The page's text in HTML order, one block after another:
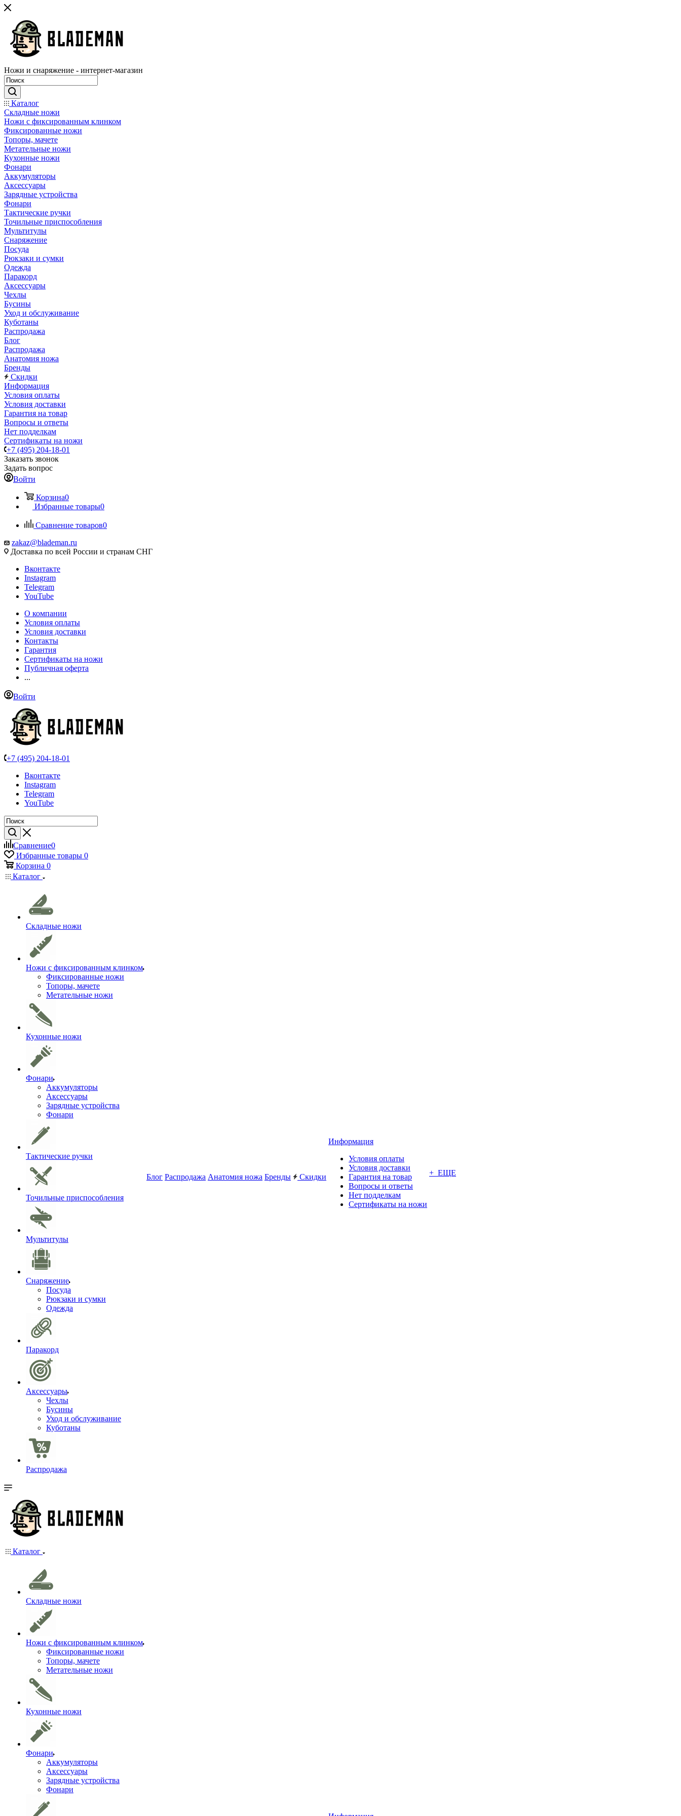
Ножи и снаряжение - интернет-магазин
Каталог
Складные ножи
Ножи с фиксированным клинком
Фиксированные ножи
Топоры, мачете
Метательные ножи
Кухонные ножи
Фонари
Аккумуляторы
Аксессуары
Зарядные устройства
Фонари
Тактические ручки
Точильные приспособления
Мультитулы
Снаряжение
Посуда
Рюкзаки и сумки
Одежда
Паракорд
Аксессуары
Чехлы
Бусины
Уход и обслуживание
Куботаны
Распродажа
Блог
Распродажа
Анатомия ножа
Бренды
Скидки
Информация
Условия оплаты
Условия доставки
Гарантия на товар
Вопросы и ответы
Нет подделкам
Сертификаты на ножи
+7 (495) 204-18-01
Заказать звонок
Задать вопрос
Войти
Корзина0
Избранные товары0
Сравнение товаров0
zakaz@blademan.ru
Доставка по всей России и странам СНГ
Вконтакте
Instagram
Telegram
YouTube
О компании
Условия оплаты
Условия доставки
Контакты
Гарантия
Сертификаты на ножи
Публичная оферта
...
Войти
+7 (495) 204-18-01
Вконтакте
Instagram
Telegram
YouTube
Сравнение0
Избранные товары 0
Корзина 0
Каталог
Складные ножи
Ножи с фиксированным клинком
Фиксированные ножи
Топоры, мачете
Метательные ножи
Кухонные ножи
Фонари
Аккумуляторы
Аксессуары
Зарядные устройства
Фонари
Тактические ручки
Точильные приспособления
Мультитулы
Снаряжение
Посуда
Рюкзаки и сумки
Одежда
Паракорд
Аксессуары
Чехлы
Бусины
Уход и обслуживание
Куботаны
Распродажа
Блог Распродажа Анатомия ножа Бренды Скидки
Информация
Условия оплаты
Условия доставки
Гарантия на товар
Вопросы и ответы
Нет подделкам
Сертификаты на ножи
+ ЕЩЕ
Каталог
Складные ножи
Ножи с фиксированным клинком
Фиксированные ножи
Топоры, мачете
Метательные ножи
Кухонные ножи
Фонари
Аккумуляторы
Аксессуары
Зарядные устройства
Фонари